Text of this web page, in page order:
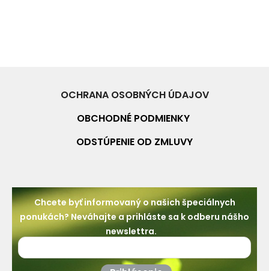
OCHRANA OSOBNÝCH ÚDAJOV
OBCHODNÉ PODMIENKY
ODSTÚPENIE OD ZMLUVY
Chcete byť informovaný o našich špeciálnych
ponukách? Neváhajte a prihláste sa k odberu nášho
newslettra.